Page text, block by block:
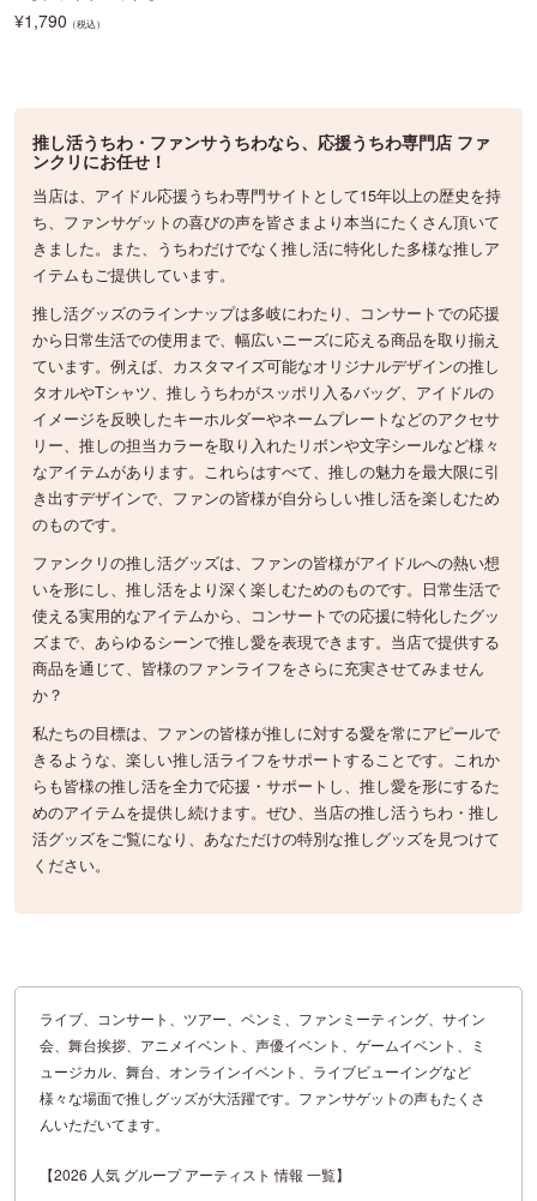
¥1,790 （税込）
推し活うちわ・ファンサうちわなら、応援うちわ専門店 ファ
ンクリにお任せ！
当店は、アイドル応援うちわ専門サイトとして15年以上の歴史を持
ち、ファンサゲットの喜びの声を皆さまより本当にたくさん頂いて
きました。また、うちわだけでなく推し活に特化した多様な推しア
イテムもご提供しています。
推し活グッズのラインナップは多岐にわたり、コンサートでの応援
から日常生活での使用まで、幅広いニーズに応える商品を取り揃え
ています。例えば、カスタマイズ可能なオリジナルデザインの推し
タオルやTシャツ、推しうちわがスッポリ入るバッグ、アイドルの
イメージを反映したキーホルダーやネームプレートなどのアクセサ
リー、推しの担当カラーを取り入れたリボンや文字シールなど様々
なアイテムがあります。これらはすべて、推しの魅力を最大限に引
き出すデザインで、ファンの皆様が自分らしい推し活を楽しむため
のものです。
ファンクリの推し活グッズは、ファンの皆様がアイドルへの熱い想
いを形にし、推し活をより深く楽しむためのものです。日常生活で
使える実用的なアイテムから、コンサートでの応援に特化したグッ
ズまで、あらゆるシーンで推し愛を表現できます。当店で提供する
商品を通じて、皆様のファンライフをさらに充実させてみません
か？
私たちの目標は、ファンの皆様が推しに対する愛を常にアピールで
きるような、楽しい推し活ライフをサポートすることです。これか
らも皆様の推し活を全力で応援・サポートし、推し愛を形にするた
めのアイテムを提供し続けます。ぜひ、当店の推し活うちわ・推し
活グッズをご覧になり、あなただけの特別な推しグッズを見つけて
ください。
ライブ、コンサート、ツアー、ペンミ、ファンミーティング、サイン
会、舞台挨拶、アニメイベント、声優イベント、ゲームイベント、ミ
ュージカル、舞台、オンラインイベント、ライブビューイングなど
様々な場面で推しグッズが大活躍です。ファンサゲットの声もたくさ
んいただいてます。
【2026 人気 グループ アーティスト 情報 一覧】